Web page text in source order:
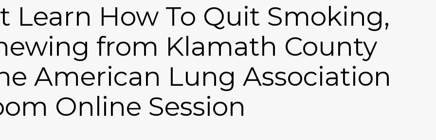
Learn How To Quit Smoking,
from Klamath County
American Lung Association
Online Session